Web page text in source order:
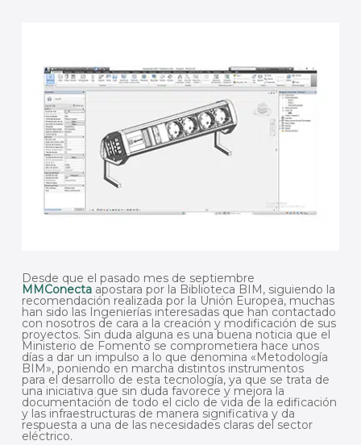
Desde que el pasado mes de septiembre
MMConectaapostara por la Biblioteca BIM, siguiendo la
recomendación realizada por la Unión Europea, muchas
han sido las Ingenierías interesadas que han contactado
con nosotros de cara a la creación y modificación de sus
proyectos. Sin duda alguna es una buena noticia que el
Ministerio de Fomento se comprometiera hace unos
días a dar un impulso a lo que denomina «Metodología
BIM», poniendo en marcha distintos instrumentos
para el desarrollo de esta tecnología, ya que se trata de
una iniciativa que sin duda favorece y mejora la
documentación de todo el ciclo de vida de la edificación
y las infraestructuras de manera significativa y da
respuesta a una de las necesidades claras del sector
eléctrico.